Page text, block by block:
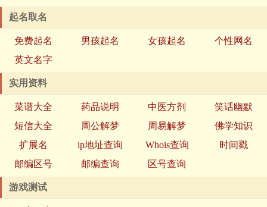
起名取名
免费起名 男孩起名 女孩起名
个性网名
英文名字
实用资料
菜谱大全 药品说明 中医方剂
笑话幽默
短信大全
周公解梦 周易解梦
佛学知识
扩展名
ip地址查询 Whois查询
时间戳
邮编区号
邮编查询 区号查询
游戏测试